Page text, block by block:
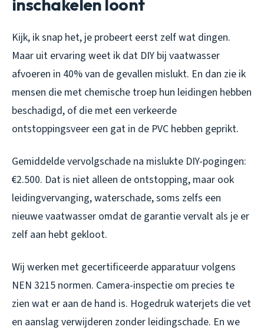
inschakelen loont
Kijk, ik snap het, je probeert eerst zelf wat dingen.
Maar uit ervaring weet ik dat DIY bij vaatwasser
afvoeren in 40% van de gevallen mislukt. En dan zie ik
mensen die met chemische troep hun leidingen hebben
beschadigd, of die met een verkeerde
ontstoppingsveer een gat in de PVC hebben geprikt.
Gemiddelde vervolgschade na mislukte DIY-pogingen:
€2.500. Dat is niet alleen de ontstopping, maar ook
leidingvervanging, waterschade, soms zelfs een
nieuwe vaatwasser omdat de garantie vervalt als je er
zelf aan hebt gekloot.
Wij werken met gecertificeerde apparatuur volgens
NEN 3215 normen. Camera-inspectie om precies te
zien wat er aan de hand is. Hogedruk waterjets die vet
en aanslag verwijderen zonder leidingschade. En we